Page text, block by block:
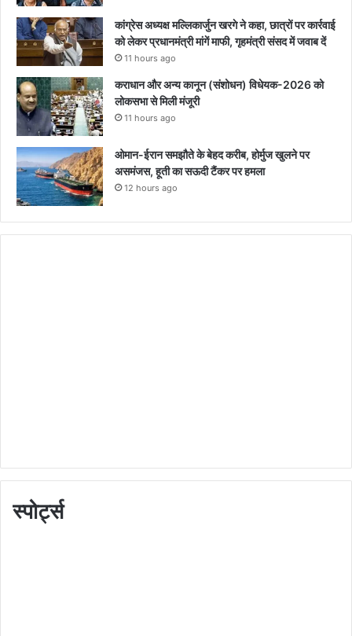
कांग्रेस अध्यक्ष मल्लिकार्जुन खरगे ने कहा, छात्रों पर कार्रवाई
को लेकर प्रधानमंत्री मांगें माफी, गृहमंत्री संसद में जवाब दें
11 hours ago
कराधान और अन्य कानून (संशोधन) विधेयक-2026 को
लोकसभा से मिली मंजूरी
11 hours ago
ओमान-ईरान समझौते के बेहद करीब, होर्मुज खुलने पर
असमंजस, हूती का सऊदी टैंकर पर हमला
12 hours ago
स्पोर्ट्स